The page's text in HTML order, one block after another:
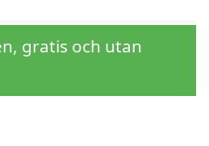
gratis och utan